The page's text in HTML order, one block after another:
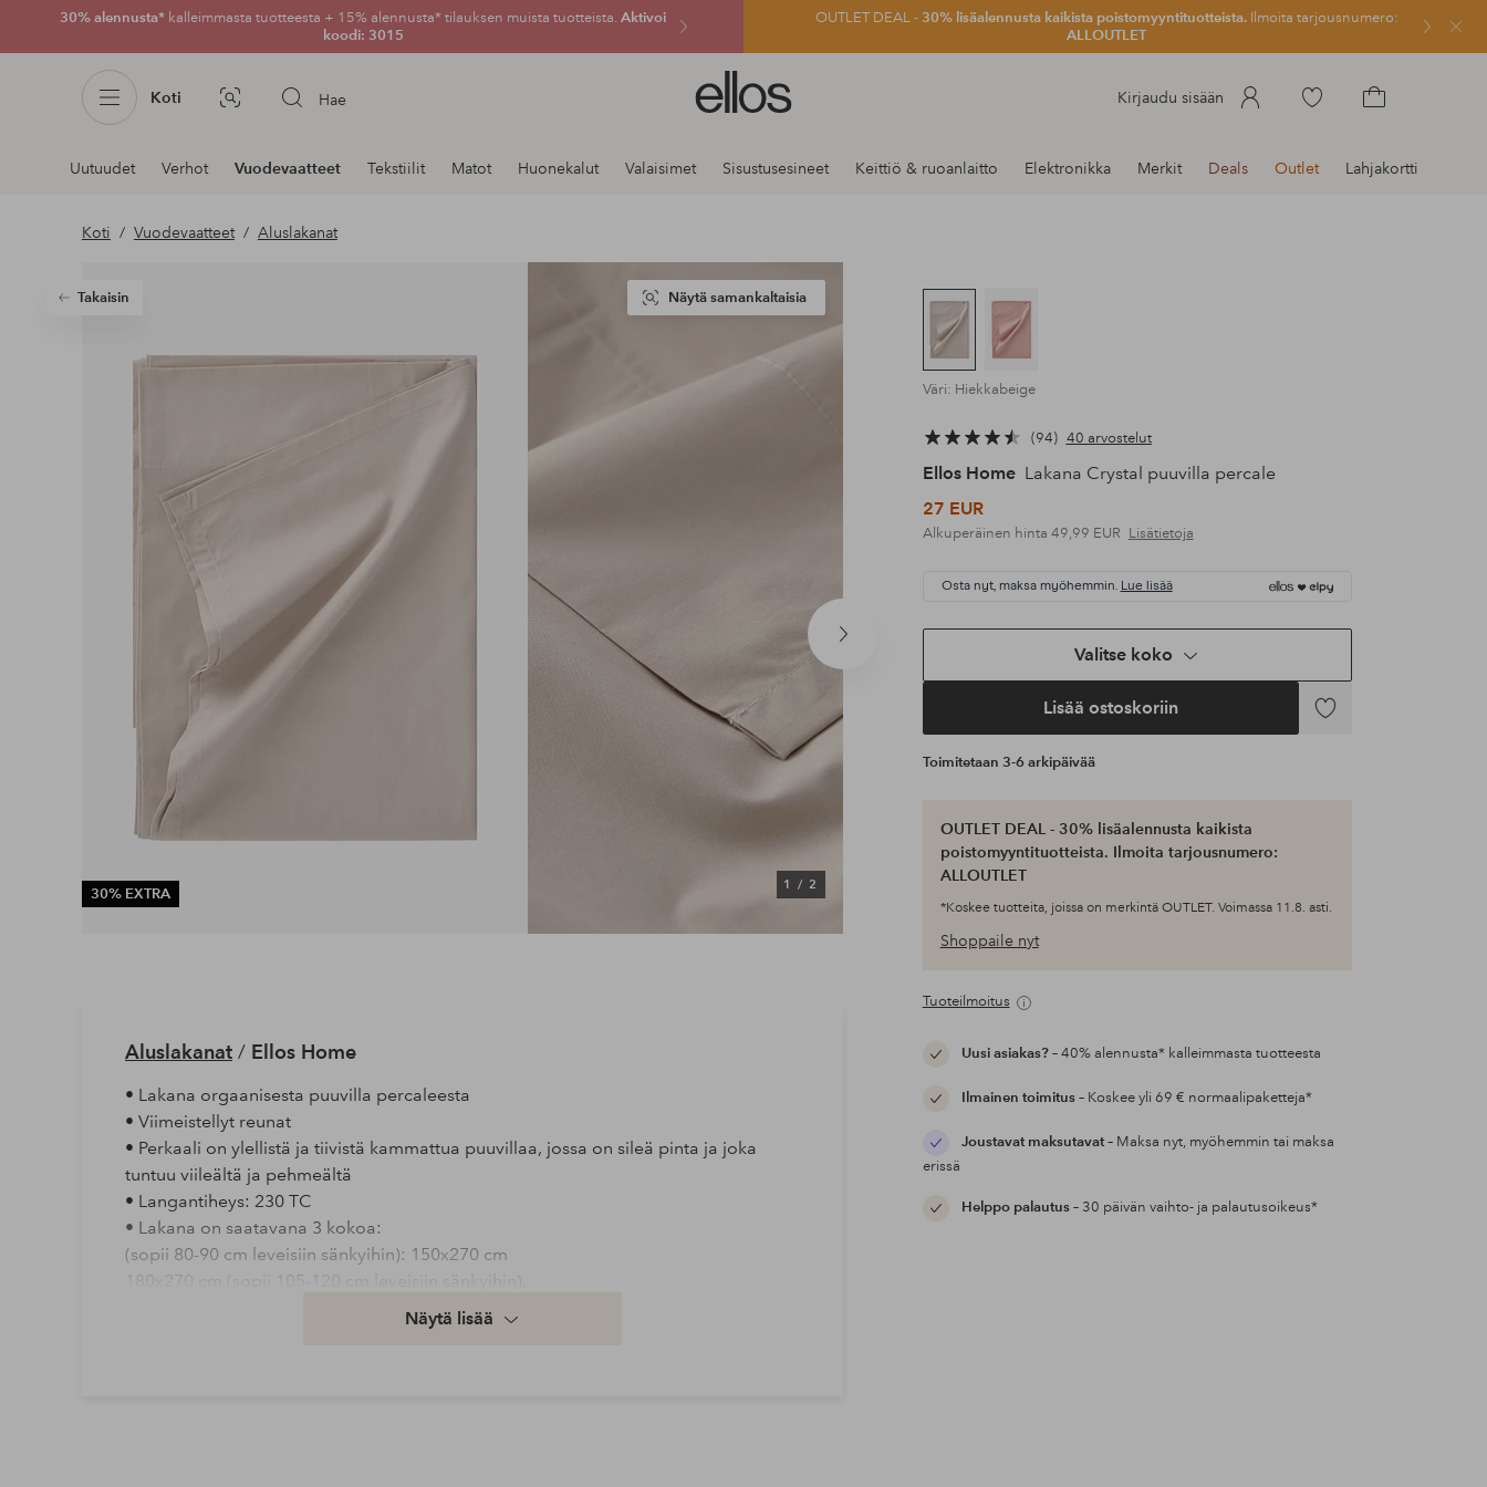
30% alennusta* kalleimmasta tuotteesta + 15% alennusta* tilauksen muista tuotteista. Aktivoi
koodi: 3015
OUTLET DEAL -30% lisäalennusta kaikista poistomyyntituotteista.Ilmoita tarjousnumero:
ALLOUTLET
Sulje
Koti Kuvahaku Hae
Ellos-
logo
siirry
Kirjaudu sisään
Siirry
Navigointi
osastoilla
Uutuudet Verhot Vuodevaatteet Tekstiilit Matot Huonekalut Valaisimet Sisustusesineet Keittiö & ruoanlaitto Elektronikka Merkit Deals Outlet Lahjakortti
Koti Vuodevaatteet Aluslakanat
Takaisin
Seuraava
30% EXTRA
1/ 2
Näytä samankaltaisia
Väri: Hiekkabeige
94 40 arvostelut
Ellos Home Lakana Crystal puuvilla percale
27 EUR
Alkuperäinen hinta 49,99 EUR Lisätietoja
Osta nyt, maksa myöhemmin. Lue lisää
Valitse koko
Lisää ostoskoriin
Lisää
Toimitetaan 3-6 arkipäivää
OUTLET DEAL - 30% lisäalennusta kaikista
poistomyyntituotteista. Ilmoita tarjousnumero:
ALLOUTLET
*Koskee tuotteita, joissa on merkintä OUTLET. Voimassa 11.8. asti.
Shoppaile nyt
Tuoteilmoitus
Uusi asiakas?– 40% alennusta* kalleimmasta tuotteesta
Ilmainen toimitus– Koskee yli 69 € normaalipaketteja*
Joustavat maksutavat– Maksa nyt, myöhemmin tai maksa
erissä
Helppo palautus– 30 päivän vaihto- ja palautusoikeus*
Aluslakanat/ Ellos Home
• Lakana orgaanisesta puuvilla percaleesta
• Viimeistellyt reunat
• Perkaali on ylellistä ja tiivistä kammattua puuvillaa, jossa on sileä pinta ja joka
tuntuu viileältä ja pehmeältä
• Langantiheys: 230 TC
• Lakana on saatavana 3 kokoa:
(sopii 80-90 cm leveisiin sänkyihin): 150x270 cm
180x270 cm (sopii 105-120 cm leveisiin sänkyihin).
270x270 cm (sopii 140-180 cm leveisiin sänkyihin).
Näytä lisää